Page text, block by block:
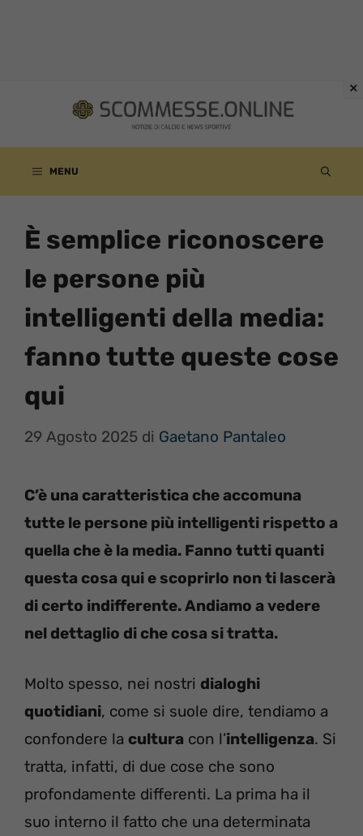
contenuto
MENU
È semplice riconoscere
le persone più
intelligenti della media:
fanno tutte queste cose
qui
29 Agosto 2025 di Gaetano Pantaleo
C’è una caratteristica che accomuna
tutte le persone più intelligenti rispetto a
quella che è la media. Fanno tutti quanti
questa cosa qui e scoprirlo non ti lascerà
di certo indifferente. Andiamo a vedere
nel dettaglio di che cosa si tratta.
Molto spesso, nei nostri dialoghi
quotidiani, come si suole dire, tendiamo a
confondere la cultura con l’intelligenza. Si
tratta, infatti, di due cose che sono
profondamente differenti. La prima ha il
suo interno il fatto che una determinata